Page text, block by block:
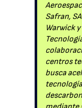
Safran,
Warwick
centros
busca